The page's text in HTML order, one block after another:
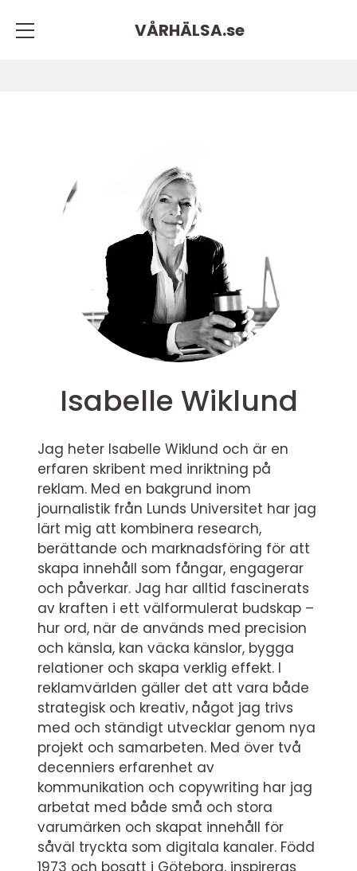
VÅRHÄLSA.se
Isabelle Wiklund
Jag heter Isabelle Wiklund och är en
erfaren skribent med inriktning på
reklam. Med en bakgrund inom
journalistik från Lunds Universitet har jag
lärt mig att kombinera research,
berättande och marknadsföring för att
skapa innehåll som fångar, engagerar
och påverkar. Jag har alltid fascinerats
av kraften i ett välformulerat budskap –
hur ord, när de används med precision
och känsla, kan väcka känslor, bygga
relationer och skapa verklig effekt. I
reklamvärlden gäller det att vara både
strategisk och kreativ, något jag trivs
med och ständigt utvecklar genom nya
projekt och samarbeten. Med över två
decenniers erfarenhet av
kommunikation och copywriting har jag
arbetat med både små och stora
varumärken och skapat innehåll för
såväl tryckta som digitala kanaler. Född
1973 och bosatt i Göteborg, inspireras